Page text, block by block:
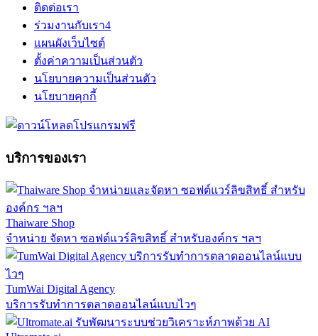
ติดต่อเรา
ร่วมงานกับเรา4
แผนผังเว็บไซต์
ตั้งค่าความเป็นส่วนตัว
นโยบายความเป็นส่วนตัว
นโยบายคุกกี้
บริการของเรา
Thaiware Shop
จำหน่าย จัดหา ซอฟต์แวร์ลิขสิทธิ์ สำหรับองค์กร ฯลฯ
TumWai Digital Agency
บริการรับทำการตลาดออนไลน์แบบไวๆ